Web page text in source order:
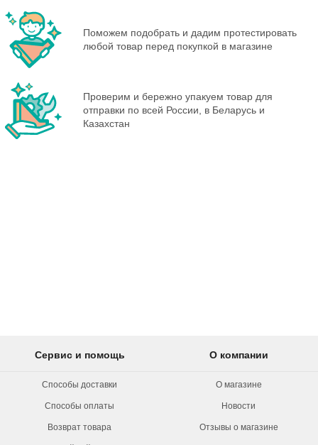
Поможем подобрать и дадим протестировать
любой товар перед покупкой в магазине
Проверим и бережно упакуем товар для
отправки по всей России, в Беларусь и
Казахстан
Сервис и помощь
Способы доставки
Способы оплаты
Возврат товара
О компании
О магазине
Новости
Отзывы о магазине